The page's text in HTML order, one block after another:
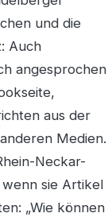
und die
Auch
angesprochen
aus der
Medien.
Neckar-
wenn sie Artikel
„Wie können